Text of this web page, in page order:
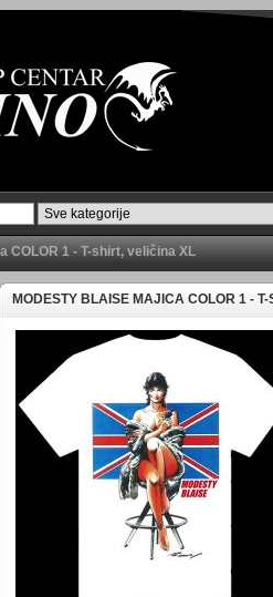
COLOR 1 - T-shirt, veličina XL
MODESTY BLAISE MAJICA COLOR 1 -